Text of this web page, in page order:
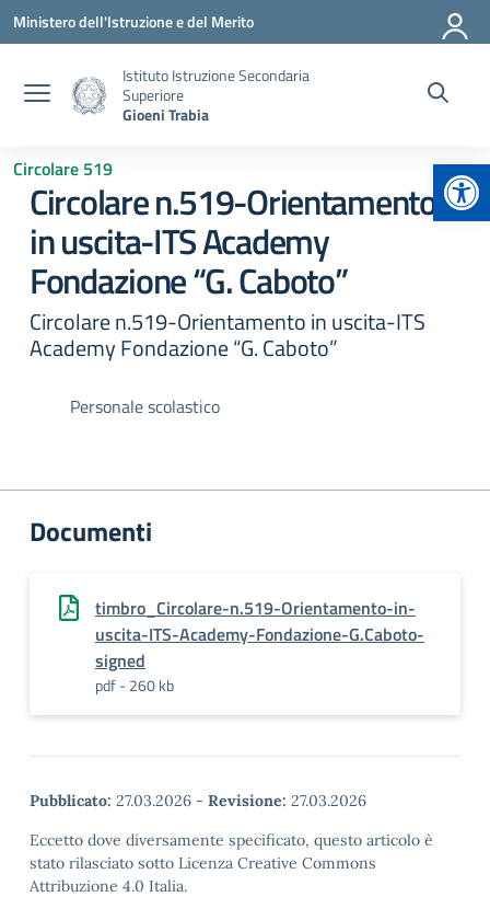
Vai ai contenuti
Vai al menu di navigazione
Vai al footer
Ministero dell'Istruzione e del Merito
Istituto Istruzione Secondaria
Superiore
Gioeni Trabia
Circolare 519
Circolare n.519-Orientamento
in uscita-ITS Academy
Fondazione “G. Caboto”
Circolare n.519-Orientamento in uscita-ITS
Academy Fondazione “G. Caboto”
Personale scolastico
Documenti
timbro_Circolare-n.519-Orientamento-in-
uscita-ITS-Academy-Fondazione-G.Caboto-
signed
pdf - 260 kb
Pubblicato: 27.03.2026 - Revisione: 27.03.2026
Eccetto dove diversamente specificato, questo articolo è
stato rilasciato sotto Licenza Creative Commons
Attribuzione 4.0 Italia.